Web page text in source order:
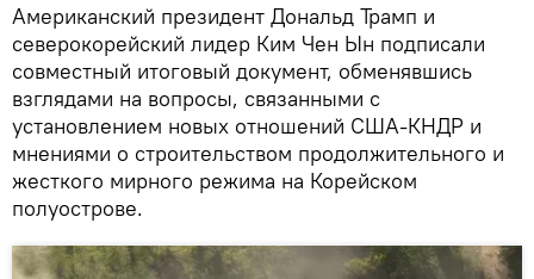
Американский президент Дональд Трамп и
северокорейский лидер Ким Чен Ын подписали
совместный итоговый документ, обменявшись
взглядами на вопросы, связанными с
установлением новых отношений США-КНДР и
мнениями о строительством продолжительного и
жесткого мирного режима на Корейском
полуострове.